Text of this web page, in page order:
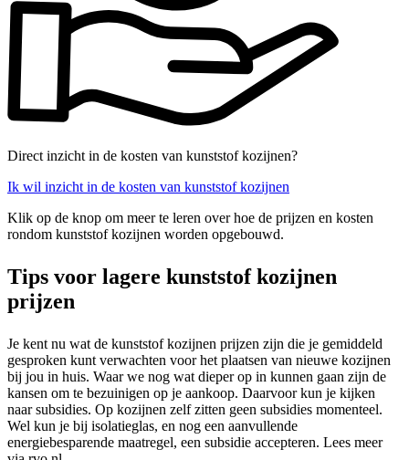
Direct inzicht in de kosten van kunststof kozijnen?
Ik wil inzicht in de kosten van kunststof kozijnen
Klik op de knop om meer te leren over hoe de prijzen en kosten
rondom kunststof kozijnen worden opgebouwd.
Tips voor lagere kunststof kozijnen
prijzen
Je kent nu wat de kunststof kozijnen prijzen zijn die je gemiddeld
gesproken kunt verwachten voor het plaatsen van nieuwe kozijnen
bij jou in huis. Waar we nog wat dieper op in kunnen gaan zijn de
kansen om te bezuinigen op je aankoop. Daarvoor kun je kijken
naar subsidies. Op kozijnen zelf zitten geen subsidies momenteel.
Wel kun je bij isolatieglas, en nog een aanvullende
energiebesparende maatregel, een subsidie accepteren. Lees meer